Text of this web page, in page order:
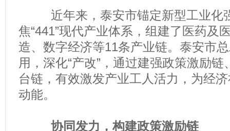
近年来，泰安市锚定新型工业化
焦“441”现代产业体系，组建了医药及
造、数字经济等11条产业链。泰安市
用，深化“产改”，通过建强政策激励
台链，有效激发产业工人活力，为经
动能。
协同发力，构建政策激励链